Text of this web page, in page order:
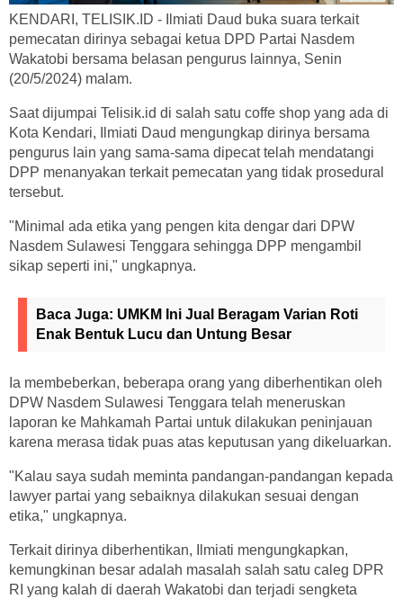
KENDARI, TELISIK.ID - Ilmiati Daud buka suara terkait
pemecatan dirinya sebagai ketua DPD Partai Nasdem
Wakatobi bersama belasan pengurus lainnya, Senin
(20/5/2024) malam.
Saat dijumpai Telisik.id di salah satu coffe shop yang ada di
Kota Kendari, Ilmiati Daud mengungkap dirinya bersama
pengurus lain yang sama-sama dipecat telah mendatangi
DPP menanyakan terkait pemecatan yang tidak prosedural
tersebut.
"Minimal ada etika yang pengen kita dengar dari DPW
Nasdem Sulawesi Tenggara sehingga DPP mengambil
sikap seperti ini," ungkapnya.
Baca Juga: UMKM Ini Jual Beragam Varian Roti
Enak Bentuk Lucu dan Untung Besar
Ia membeberkan, beberapa orang yang diberhentikan oleh
DPW Nasdem Sulawesi Tenggara telah meneruskan
laporan ke Mahkamah Partai untuk dilakukan peninjauan
karena merasa tidak puas atas keputusan yang dikeluarkan.
"Kalau saya sudah meminta pandangan-pandangan kepada
lawyer partai yang sebaiknya dilakukan sesuai dengan
etika," ungkapnya.
Terkait dirinya diberhentikan, Ilmiati mengungkapkan,
kemungkinan besar adalah masalah salah satu caleg DPR
RI yang kalah di daerah Wakatobi dan terjadi sengketa